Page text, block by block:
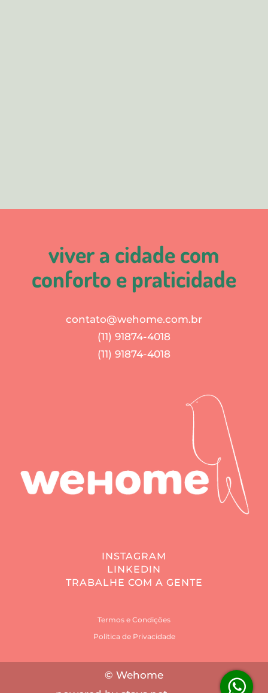
viver a cidade com
conforto e praticidade
contato@wehome.com.br
(11) 91874-4018
(11) 91874-4018
Termos e Condições
Política de Privacidade
INSTAGRAM
LINKEDIN
TRABALHE COM A GENTE
© Wehome